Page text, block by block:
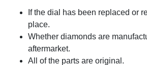
If the dial has been replaced or
place.
Whether diamonds are
aftermarket.
All of the parts are original.